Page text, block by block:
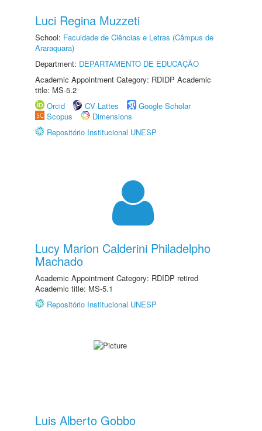
Luci Regina Muzzeti
School: Faculdade de Ciências e Letras (Câmpus de
Araraquara)
Department: DEPARTAMENTO DE EDUCAÇÃO
Academic Appointment Category: RDIDP Academic
title: MS-5.2
Orcid
CV Lattes
Google Scholar
Scopus
Dimensions
Repositório Institucional UNESP
Lucy Marion Calderini Philadelpho
Machado
Academic Appointment Category: RDIDP retired
Academic title: MS-5.1
Repositório Institucional UNESP
Luis Alberto Gobbo